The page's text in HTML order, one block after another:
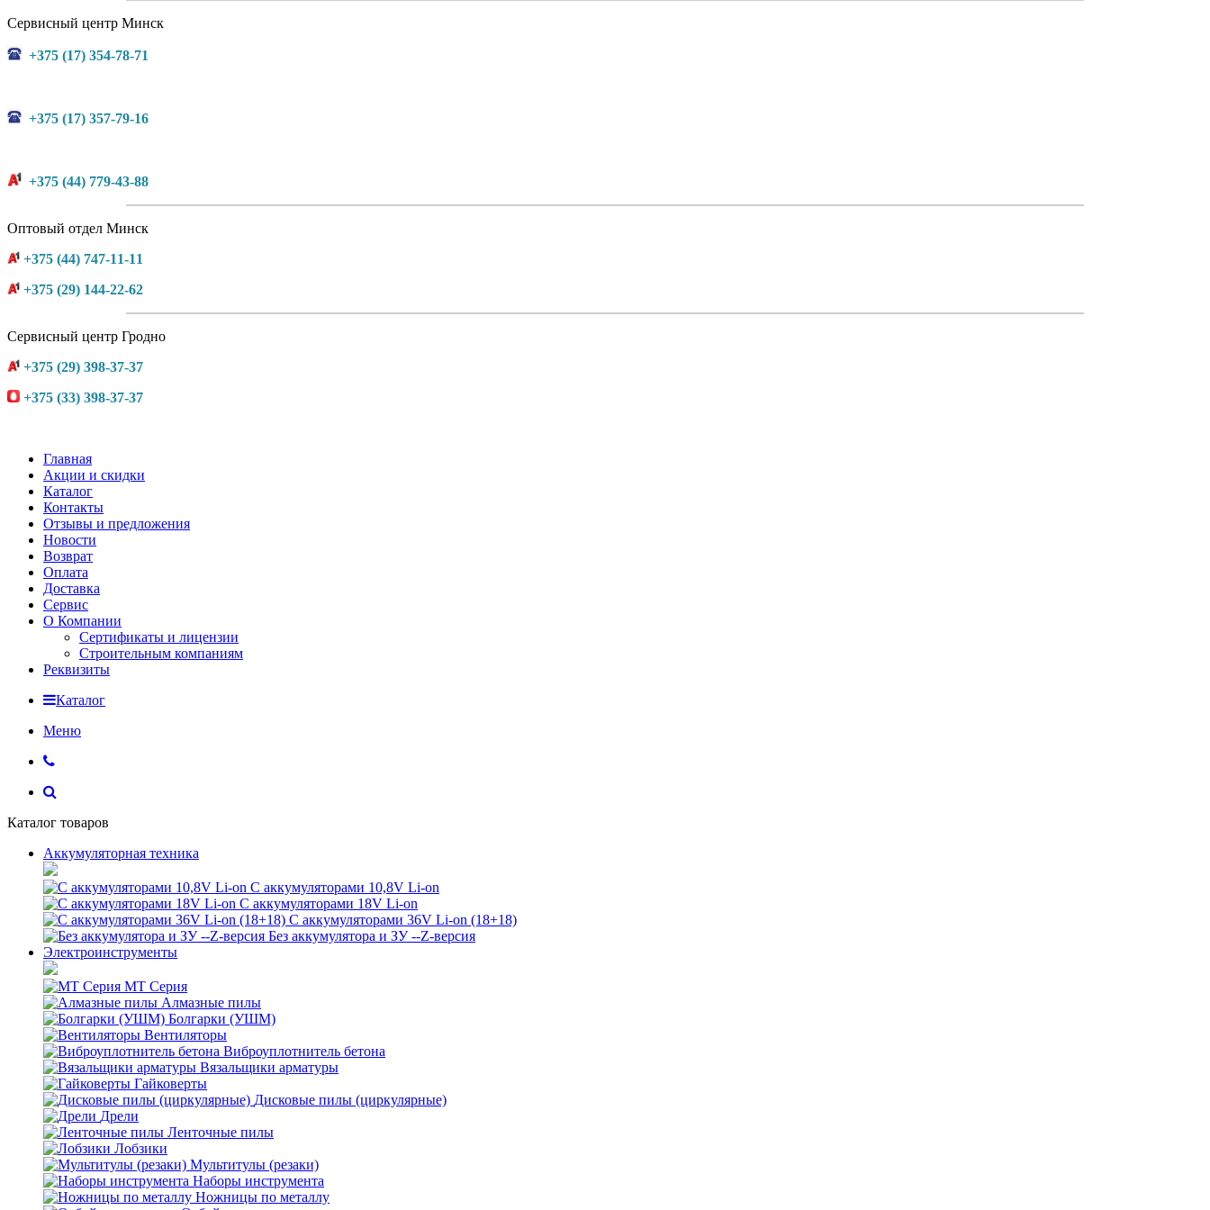
Сервисный центр Минск
+375 (17) 354-78-71
+375 (17) 357-79-16
+375 (44) 779-43-88
Оптовый отдел Минск
+375 (44) 747-11-11
+375 (29) 144-22-62
Сервисный центр Гродно
+375 (29) 398-37-37
+375 (33) 398-37-37
Главная
Акции и скидки
Каталог
Контакты
Отзывы и предложения
Новости
Возврат
Оплата
Доставка
Сервис
О Компании
Сертификаты и лицензии
Строительным компаниям
Реквизиты
Каталог
Меню
Каталог товаров
Аккумуляторная техника
С аккумуляторами 10,8V Li-on
С аккумуляторами 18V Li-on
С аккумуляторами 36V Li-on (18+18)
Без аккумулятора и ЗУ --Z-версия
Электроинструменты
MT Серия
Алмазные пилы
Болгарки (УШМ)
Вентиляторы
Виброуплотнитель бетона
Вязальщики арматуры
Гайковерты
Дисковые пилы (циркулярные)
Дрели
Ленточные пилы
Лобзики
Мультитулы (резаки)
Наборы инструмента
Ножницы по металлу